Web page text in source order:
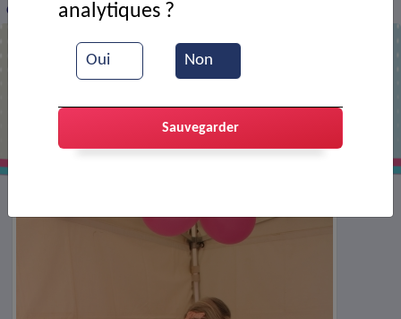
Octobre rose !
Oui Non
analytiques ?
Sauvegarder